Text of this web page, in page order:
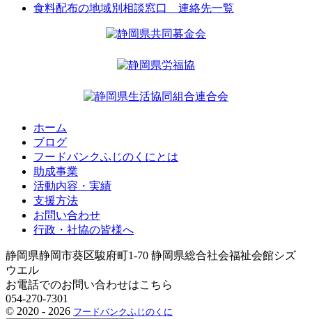
食料配布の地域別相談窓口 連絡先一覧
ホーム
ブログ
フードバンクふじのくにとは
助成事業
活動内容・実績
支援方法
お問い合わせ
行政・社協の皆様へ
静岡県静岡市葵区駿府町1-70 静岡県総合社会福祉会館シズ
ウエル
お電話でのお問い合わせはこちら
054-270-7301
© 2020 - 2026 フードバンクふじのくに